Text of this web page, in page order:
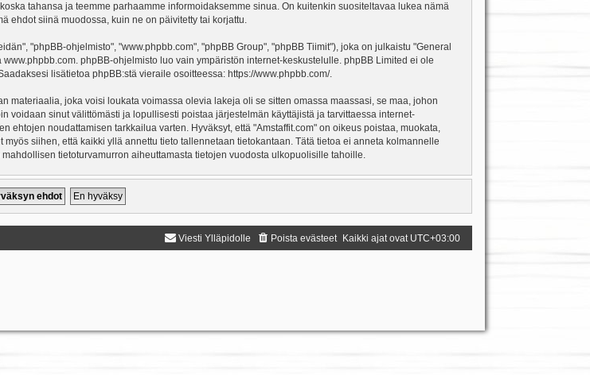
tahansa ja teemme parhaamme informoidaksemme sinua. On kuitenkin suositeltavaa lukea nämä
ehdot siinä muodossa, kuin ne on päivitetty tai korjattu.
"phpBB-ohjelmisto", "www.phpbb.com", "phpBB Group", "phpBB Tiimit"), joka on julkaistu "General
www.phpbb.com. phpBB-ohjelmisto luo vain ympäristön internet-keskustelulle. phpBB Limited ei ole
lisätietoa phpBB:stä vieraile osoitteessa: https://www.phpbb.com/.
materiaalia, joka voisi loukata voimassa olevia lakeja oli se sitten omassa maassasi, se maa, johon
voidaan sinut välittömästi ja lopullisesti poistaa järjestelmän käyttäjistä ja tarvittaessa internet-
noudattamisen tarkkailua varten. Hyväksyt, että "Amstaffit.com" on oikeus poistaa, muokata,
siihen, että kaikki yllä annettu tieto tallennetaan tietokantaan. Tätä tietoa ei anneta kolmannelle
tietoturvamurron aiheuttamasta tietojen vuodosta ulkopuolisille tahoille.
Kaikki ajat ovat UTC+03:00
Poista evästeet
Viesti Ylläpidolle